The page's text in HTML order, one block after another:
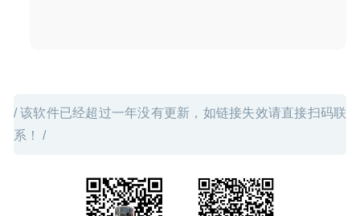
/ 该软件已经超过一年没有更新，如链接失效请直接扫码联
系！ /